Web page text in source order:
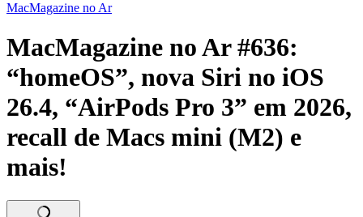
MacMagazine no Ar
MacMagazine no Ar #636:
“homeOS”, nova Siri no iOS
26.4, “AirPods Pro 3” em 2026,
recall de Macs mini (M2) e
mais!